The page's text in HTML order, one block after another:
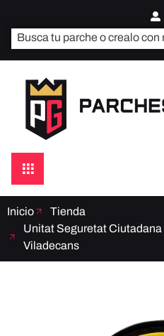
Inicio
Tienda
Unitat Seguretat Ciutadana
Viladecans